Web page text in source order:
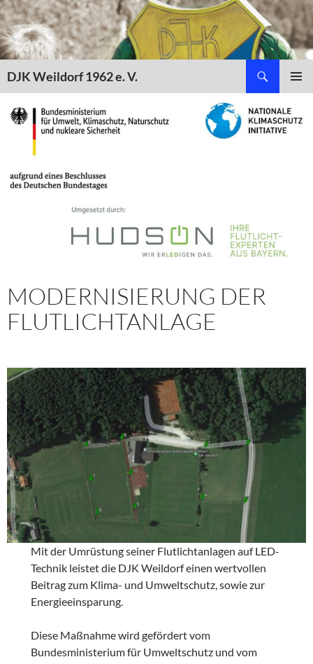
Zum
Inhalt
springen
DJK Weildorf 1962 e. V.
MENÜ
MODERNISIERUNG DER
FLUTLICHTANLAGE
Mit der Umrüstung seiner Flutlichtanlagen auf LED-
Technik leistet die DJK Weildorf einen wertvollen
Beitrag zum Klima- und Umweltschutz, sowie zur
Energieeinsparung.
Diese Maßnahme wird gefördert vom
Bundesministerium für Umweltschutz und vom